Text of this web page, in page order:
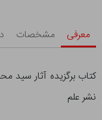
معرفی مشخصات
کتاب برگزیده آثار سید
نشر علم